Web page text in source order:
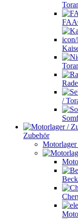
/
Zubehör
Motorlager